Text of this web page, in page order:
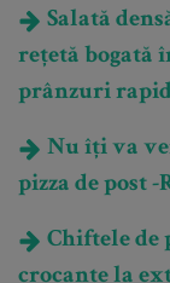
Salată
rețetă bogată
prânzuri
Nu îți va
pizza de post
Chiftele de
crocante la